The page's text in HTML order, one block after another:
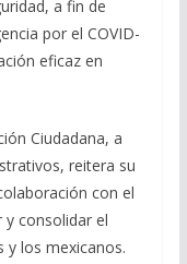
encabezada por
refrenda su
y proyectos
la innovación y
productiva de
conmemorar con
diplomacia con la
al medio
legislación: López
a fin de
por el COVID-
eficaz en
Ciudadana, a
reitera su
con el
y consolidar el
los mexicanos.